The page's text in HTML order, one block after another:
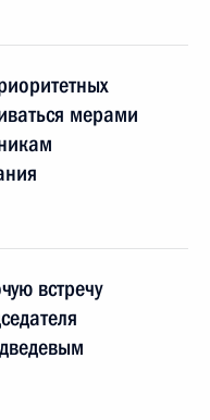
мерами
встречу